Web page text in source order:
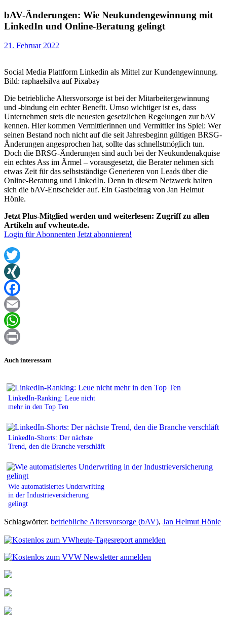
bAV-Änderungen: Wie Neukundengewinnung mit
LinkedIn und Online-Beratung gelingt
21. Februar 2022
Social Media Plattform Linkedin als Mittel zur Kundengewinnung.
Bild: raphaelsilva auf Pixabay
Die betriebliche Altersvorsorge ist bei der Mitarbeitergewinnung
und -bindung ein echter Benefit. Umso wichtiger ist es, dass
Unternehmen stets die neuesten gesetzlichen Regelungen zur bAV
kennen. Hier kommen Vermittlerinnen und Vermittler ins Spiel: Wer
seinen Bestand noch nicht auf die seit Jahresbeginn gültigen BRSG-
Änderungen angesprochen hat, sollte das schnellstmöglich tun.
Doch die BRSG-Änderungen sind auch bei der Neukundenakquise
ein echtes Ass im Ärmel – vorausgesetzt, die Berater nehmen sich
etwas Zeit für das selbstständige Generieren von Leads über die
Online-Beratung und LinkedIn. Denn in diesem Netzwerk halten
sich die bAV-Entscheider auf. Ein Gastbeitrag von Jan Helmut
Hönle.
Jetzt Plus-Mitglied werden und weiterlesen: Zugriff zu allen
Artikeln auf vwheute.de.
Login für Abonnenten Jetzt abonnieren!
Twitter
XING
Facebook
Email
WhatsApp
Auch interessant
LinkedIn-Ranking: Leue nicht
mehr in den Top Ten
LinkedIn-Shorts: Der nächste
Trend, den die Branche verschläft
Wie automatisiertes Underwriting
in der Industrieversicherung
gelingt
Schlagwörter: betriebliche Altersvorsorge (bAV), Jan Helmut Hönle